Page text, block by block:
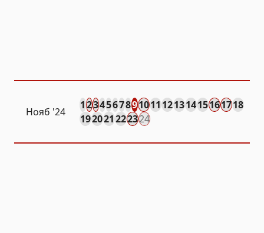
Нояб '24
123456789101112131415161718
192021222324